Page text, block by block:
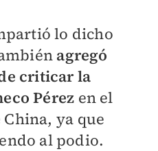
lo dicho
agregó
criticar la
Pérez en el
ya que
al podio.